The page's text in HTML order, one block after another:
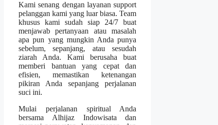
Kami senang dengan layanan support
pelanggan kami yang luar biasa. Team
khusus kami sudah siap 24/7 buat
menjawab pertanyaan atau masalah
apa pun yang mungkin Anda punya
sebelum, sepanjang, atau sesudah
ziarah Anda. Kami berusaha buat
memberi bantuan yang cepat dan
efisien, memastikan ketenangan
pikiran Anda sepanjang perjalanan
suci ini.
Mulai perjalanan spiritual Anda
bersama Alhijaz Indowisata dan